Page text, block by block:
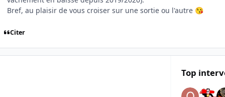
Bref, au plaisir de vous croiser sur une sortie ou l'autre 😘
Citer
Top